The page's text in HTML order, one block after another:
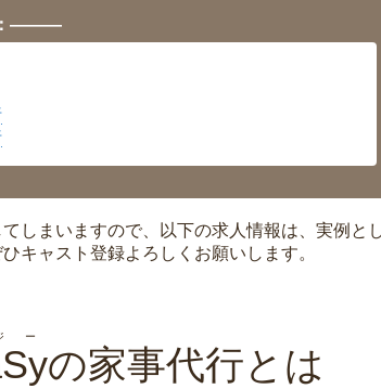
：———
しまいますので、以下の求人情報は、実例と
キャスト登録よろしくお願いします。
ー
の家事代行とは